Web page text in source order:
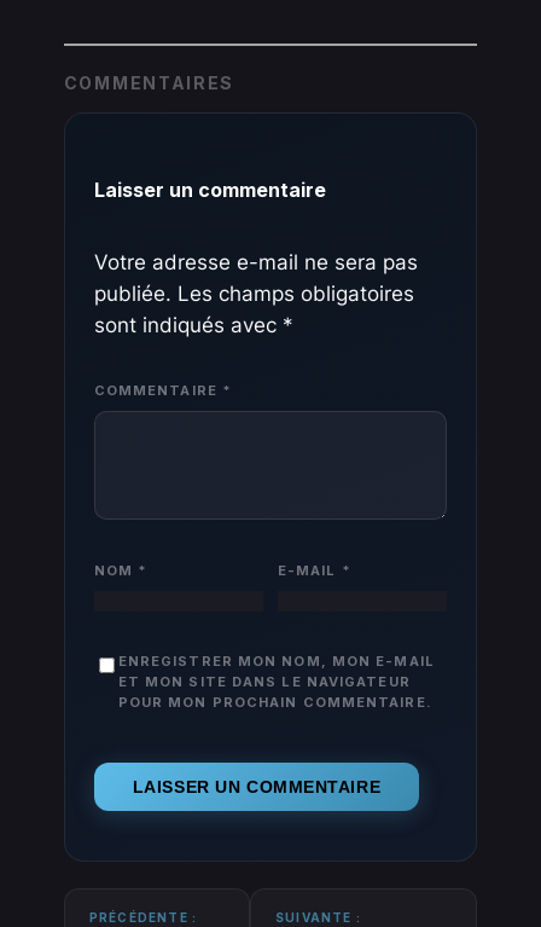
COMMENTAIRES
Laisser un commentaire
Votre adresse e-mail ne sera pas
publiée. Les champs obligatoires
sont indiqués avec *
COMMENTAIRE *
NOM * E-MAIL *
ENREGISTRER MON NOM, MON E-MAIL
ET MON SITE DANS LE NAVIGATEUR
POUR MON PROCHAIN COMMENTAIRE.
PRÉCÉDENTE : SUIVANTE :